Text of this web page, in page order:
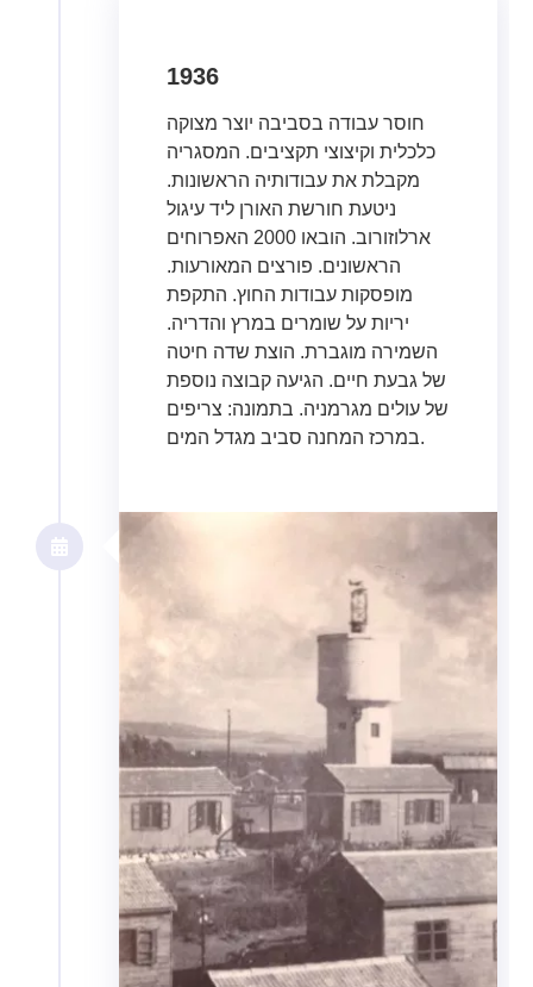
1936
חוסר עבודה בסביבה יוצר מצוקה
כלכלית וקיצוצי תקציבים. המסגריה
מקבלת את עבודותיה הראשונות.
ניטעת חורשת האורן ליד עיגול
ארלוזורוב. הובאו 2000 האפרוחים
הראשונים. פורצים המאורעות.
מופסקות עבודות החוץ. התקפת
יריות על שומרים במרץ והדריה.
השמירה מוגברת. הוצת שדה חיטה
של גבעת חיים. הגיעה קבוצה נוספת
של עולים מגרמניה. בתמונה: צריפים
במרכז המחנה סביב מגדל המים.